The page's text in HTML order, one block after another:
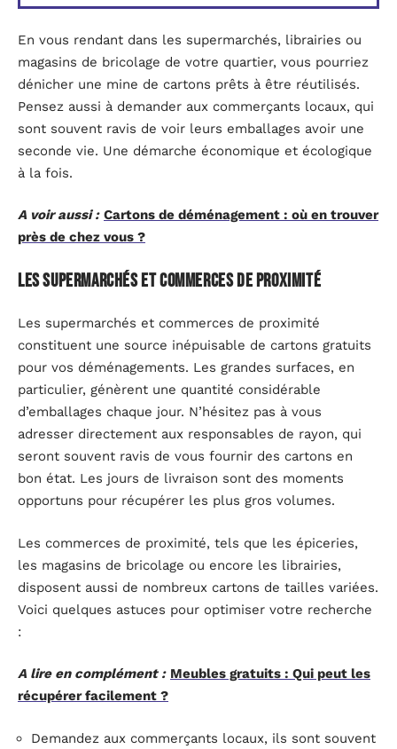
En vous rendant dans les supermarchés, librairies ou
magasins de bricolage de votre quartier, vous pourriez
dénicher une mine de cartons prêts à être réutilisés.
Pensez aussi à demander aux commerçants locaux, qui
sont souvent ravis de voir leurs emballages avoir une
seconde vie. Une démarche économique et écologique
à la fois.
A voir aussi : Cartons de déménagement : où en trouver
près de chez vous ?
Les supermarchés et commerces de proximité
Les supermarchés et commerces de proximité
constituent une source inépuisable de cartons gratuits
pour vos déménagements. Les grandes surfaces, en
particulier, génèrent une quantité considérable
d’emballages chaque jour. N’hésitez pas à vous
adresser directement aux responsables de rayon, qui
seront souvent ravis de vous fournir des cartons en
bon état. Les jours de livraison sont des moments
opportuns pour récupérer les plus gros volumes.
Les commerces de proximité, tels que les épiceries,
les magasins de bricolage ou encore les librairies,
disposent aussi de nombreux cartons de tailles variées.
Voici quelques astuces pour optimiser votre recherche
:
A lire en complément : Meubles gratuits : Qui peut les
récupérer facilement ?
Demandez aux commerçants locaux, ils sont souvent